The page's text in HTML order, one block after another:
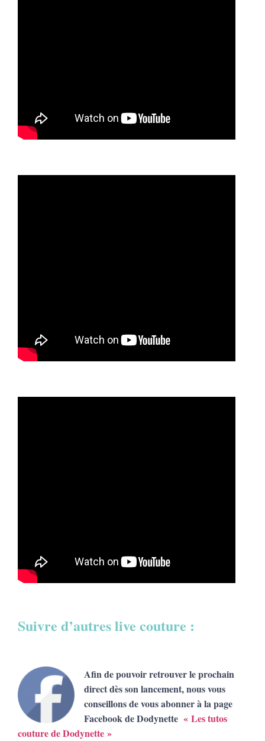
Suivre d’autres live couture :
Afin de pouvoir retrouver le prochain
direct dès son lancement, nous vous
conseillons de vous abonner à la page
Facebook de Dodynette « Les tutos
couture de Dodynette »